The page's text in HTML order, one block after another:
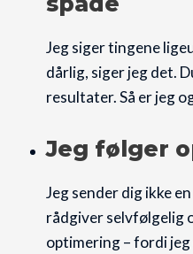
Jeg siger tingene
dårlig, siger jeg det.
resultater. Så er jeg
Jeg følger
Jeg sender dig ikke
rådgiver selvfølgelig
optimering – fordi jeg